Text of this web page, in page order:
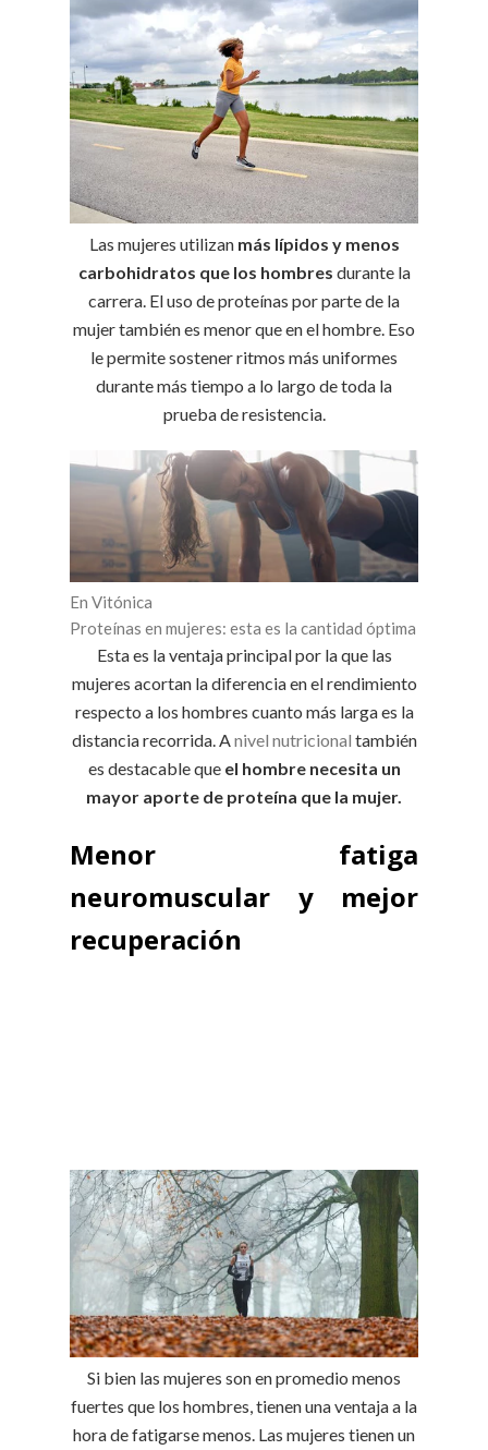
Las mujeres utilizan más lípidos y menos
carbohidratos que los hombres durante la
carrera. El uso de proteínas por parte de la
mujer también es menor que en el hombre. Eso
le permite sostener ritmos más uniformes
durante más tiempo a lo largo de toda la
prueba de resistencia.
En Vitónica
Proteínas en mujeres: esta es la cantidad óptima
Esta es la ventaja principal por la que las
mujeres acortan la diferencia en el rendimiento
respecto a los hombres cuanto más larga es la
distancia recorrida. Anivel nutricional también
es destacable que el hombre necesita un
mayor aporte de proteína que la mujer.
Menor fatiga
neuromuscular y mejor
recuperación
Si bien las mujeres son en promedio menos
fuertes que los hombres, tienen una ventaja a la
hora de fatigarse menos. Las mujeres tienen un